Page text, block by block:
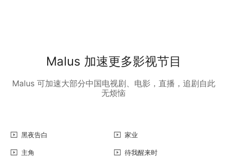
Malus 加速更多影视节目
Malus 可加速大部分中国电视剧、电影，直播，追剧自此
无烦恼
黑夜告白 家业
主角 待我醒来时